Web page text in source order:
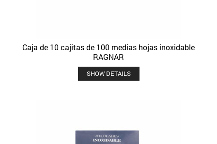
Caja de 10 cajitas de 100 medias hojas inoxidable
RAGNAR
SHOW DETAILS